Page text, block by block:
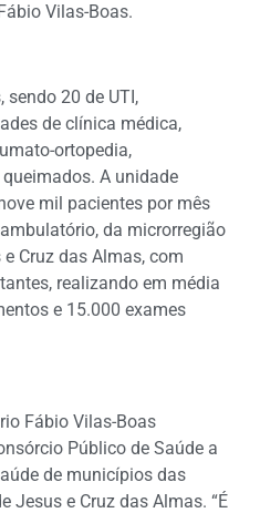
Vilas-Boas.
sendo 20 de UTI,
de clínica médica,
ortopedia,
A unidade
mil pacientes por mês
da microrregião
Cruz das Almas, com
realizando em média
e 15.000 exames
Fábio Vilas-Boas
Público de Saúde a
de municípios das
Jesus e Cruz das Almas. “É